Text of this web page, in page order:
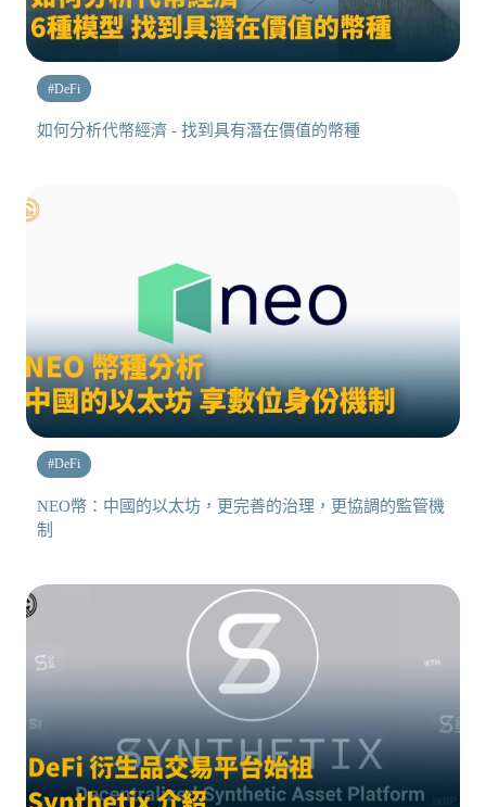
#DeFi
如何分析代幣經濟 - 找到具有潛在價值的幣種
#DeFi
NEO幣：中國的以太坊，更完善的治理，更協調的監管機
制